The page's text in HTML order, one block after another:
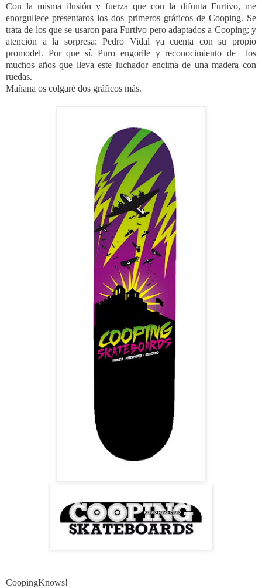
Con la misma ilusión y fuerza que con la difunta Furtivo, me
enorgullece presentaros los dos primeros gráficos de Cooping. Se
trata de los que se usaron para Furtivo pero adaptados a Cooping; y
atención a la sorpresa: Pedro Vidal ya cuenta con su propio
promodel. Por que sí. Puro engorile y reconocimiento de los
muchos años que lleva este luchador encima de una madera con
ruedas.
Mañana os colgaré dos gráficos más.
CoopingKnows!